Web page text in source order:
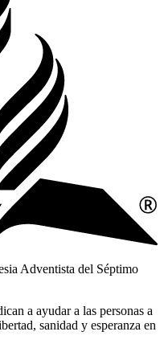
Adventista del Séptimo
a ayudar a las personas a
sanidad y esperanza en